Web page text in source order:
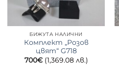
БИЖУТА НАЛИЧНИ
Комплект „Розов
цвят“ G718
700€ (1,369.08 лв.)